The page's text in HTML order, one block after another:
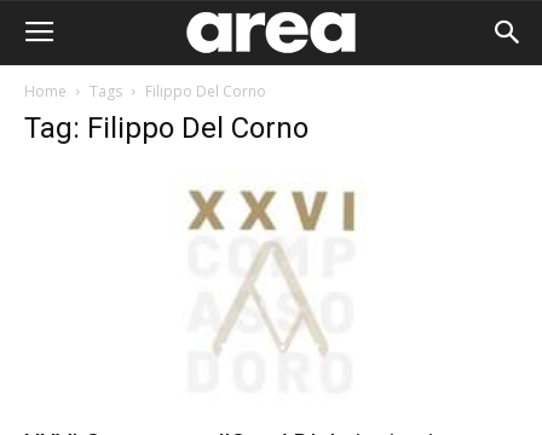
Home Tags Filippo Del Corno
Tag: Filippo Del Corno